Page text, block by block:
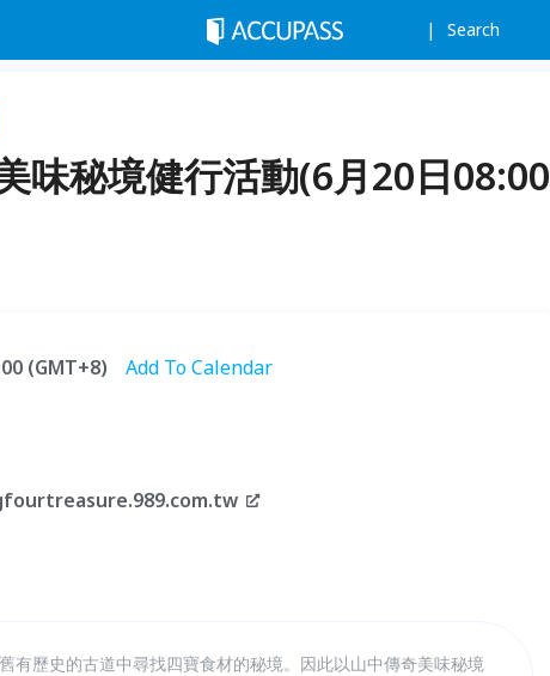
Search
味秘境健行活動(6月20日08:00
(GMT+8)
Add To Calendar
有歷史的古道中尋找四寶食材的秘境。因此以山中傳奇美味秘境